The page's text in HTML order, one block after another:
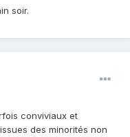
soir.
conviviaux et
des minorités non